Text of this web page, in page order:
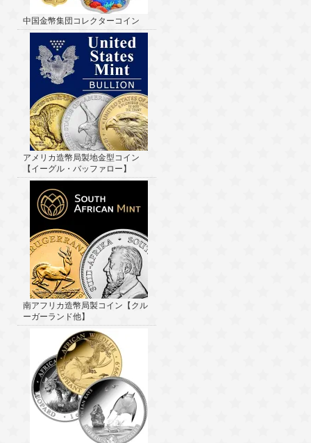
中国金幣集団コレクターコイン
アメリカ造幣局製地金型コイン
【イーグル・バッファロー】
南アフリカ造幣局製コイン【クル
ーガーランド他】